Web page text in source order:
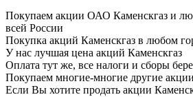
Покупаем акции ОАО Каменскгаз и
всей России
Покупка акций Каменскгаз в любом
У нас лучшая цена акций Каменскгаз
Оплата тут же, все налоги и сборы
Покупаем многие-многие другие акции
Если Вы хотите продать акции